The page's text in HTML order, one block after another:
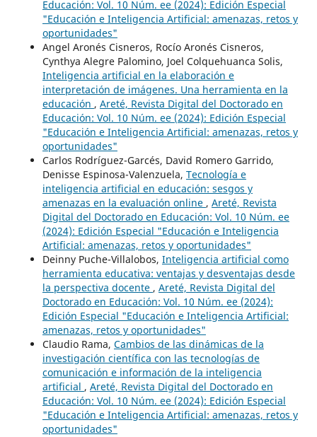
Educación: Vol. 10 Núm. ee (2024): Edición Especial
"Educación e Inteligencia Artificial: amenazas, retos y
oportunidades"
Angel Aronés Cisneros, Rocío Aronés Cisneros,
Cynthya Alegre Palomino, Joel Colquehuanca Solis,
Inteligencia artificial en la elaboración e
interpretación de imágenes. Una herramienta en la
educación , Areté, Revista Digital del Doctorado en
Educación: Vol. 10 Núm. ee (2024): Edición Especial
"Educación e Inteligencia Artificial: amenazas, retos y
oportunidades"
Carlos Rodríguez-Garcés, David Romero Garrido,
Denisse Espinosa-Valenzuela, Tecnología e
inteligencia artificial en educación: sesgos y
amenazas en la evaluación online , Areté, Revista
Digital del Doctorado en Educación: Vol. 10 Núm. ee
(2024): Edición Especial "Educación e Inteligencia
Artificial: amenazas, retos y oportunidades"
Deinny Puche-Villalobos, Inteligencia artificial como
herramienta educativa: ventajas y desventajas desde
la perspectiva docente , Areté, Revista Digital del
Doctorado en Educación: Vol. 10 Núm. ee (2024):
Edición Especial "Educación e Inteligencia Artificial:
amenazas, retos y oportunidades"
Claudio Rama, Cambios de las dinámicas de la
investigación científica con las tecnologías de
comunicación e información de la inteligencia
artificial , Areté, Revista Digital del Doctorado en
Educación: Vol. 10 Núm. ee (2024): Edición Especial
"Educación e Inteligencia Artificial: amenazas, retos y
oportunidades"